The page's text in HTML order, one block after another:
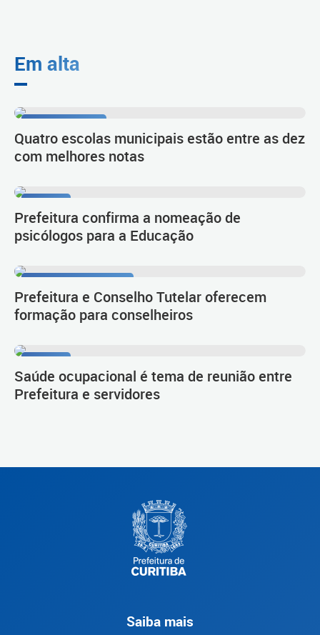
Em alta
Quatro escolas municipais estão entre as dez
com melhores notas
Prefeitura confirma a nomeação de
psicólogos para a Educação
Prefeitura e Conselho Tutelar oferecem
formação para conselheiros
Saúde ocupacional é tema de reunião entre
Prefeitura e servidores
Saiba mais